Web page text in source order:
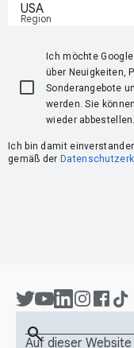
Region
USA
Ich möchte
über Neuigkeiten,
Sonderangebote
werden. Sie
wieder abbestellen.
Ich bin damit
gemäß der
Auf dieser
search